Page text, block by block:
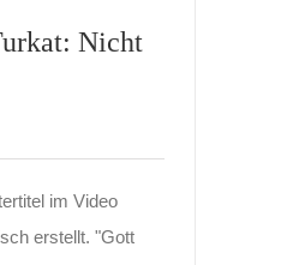
Nicht
im Video
erstellt. "Gott